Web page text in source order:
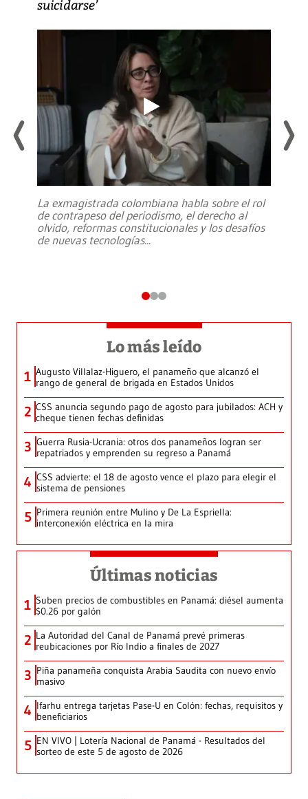
suicidarse’
La exmagistrada colombiana habla sobre el rol
de contrapeso del periodismo, el derecho al
olvido, reformas constitucionales y los desafíos
de nuevas tecnologías...
Lo más leído
1 Augusto Villalaz-Higuero, el panameño que alcanzó el
rango de general de brigada en Estados Unidos
2 CSS anuncia segundo pago de agosto para jubilados: ACH y
cheque tienen fechas definidas
3 Guerra Rusia-Ucrania: otros dos panameños logran ser
repatriados y emprenden su regreso a Panamá
4 CSS advierte: el 18 de agosto vence el plazo para elegir el
sistema de pensiones
5 Primera reunión entre Mulino y De La Espriella:
interconexión eléctrica en la mira
Últimas noticias
1 Suben precios de combustibles en Panamá: diésel aumenta
$0.26 por galón
2 La Autoridad del Canal de Panamá prevé primeras
reubicaciones por Río Indio a finales de 2027
3 Piña panameña conquista Arabia Saudita con nuevo envío
masivo
4 Ifarhu entrega tarjetas Pase-U en Colón: fechas, requisitos y
beneficiarios
5 EN VIVO | Lotería Nacional de Panamá - Resultados del
sorteo de este 5 de agosto de 2026